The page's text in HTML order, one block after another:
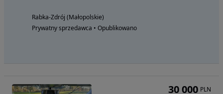
Rabka-Zdrój (Małopolskie)
Prywatny sprzedawca • Opublikowano
30 000 PLN